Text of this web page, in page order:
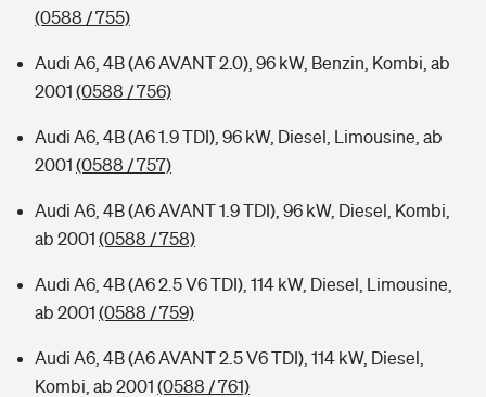
(0588 / 755)
Audi A6, 4B (A6 AVANT 2.0), 96 kW, Benzin, Kombi, ab
2001 (0588 / 756)
Audi A6, 4B (A6 1.9 TDI), 96 kW, Diesel, Limousine, ab
2001 (0588 / 757)
Audi A6, 4B (A6 AVANT 1.9 TDI), 96 kW, Diesel, Kombi,
ab 2001 (0588 / 758)
Audi A6, 4B (A6 2.5 V6 TDI), 114 kW, Diesel, Limousine,
ab 2001 (0588 / 759)
Audi A6, 4B (A6 AVANT 2.5 V6 TDI), 114 kW, Diesel,
Kombi, ab 2001 (0588 / 761)